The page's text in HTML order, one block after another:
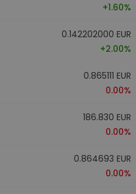
+1.60%
0.142202000 EUR
+2.00%
0.865111 EUR
0.00%
186.830 EUR
0.00%
0.864693 EUR
0.00%